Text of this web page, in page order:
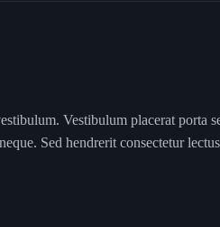
Vestibulum placerat porta
Sed hendrerit consectetur